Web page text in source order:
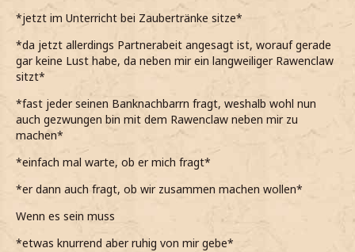
*jetzt im Unterricht bei Zaubertränke sitze*
*da jetzt allerdings Partnerabeit angesagt ist, worauf gerade
gar keine Lust habe, da neben mir ein langweiliger Rawenclaw
sitzt*
*fast jeder seinen Banknachbarrn fragt, weshalb wohl nun
auch gezwungen bin mit dem Rawenclaw neben mir zu
machen*
*einfach mal warte, ob er mich fragt*
*er dann auch fragt, ob wir zusammen machen wollen*
Wenn es sein muss
*etwas knurrend aber ruhig von mir gebe*